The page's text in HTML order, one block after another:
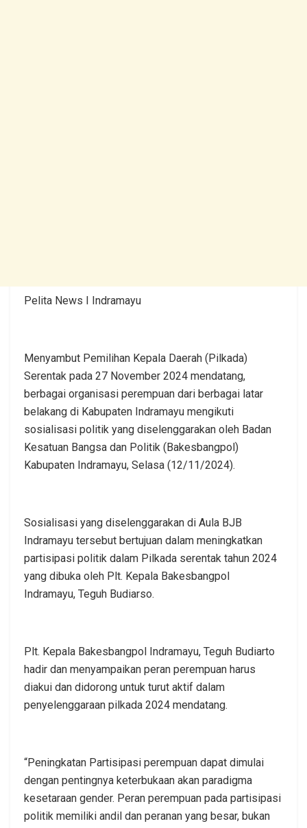
Pelita News I Indramayu
Menyambut Pemilihan Kepala Daerah (Pilkada)
Serentak pada 27 November 2024 mendatang,
berbagai organisasi perempuan dari berbagai latar
belakang di Kabupaten Indramayu mengikuti
sosialisasi politik yang diselenggarakan oleh Badan
Kesatuan Bangsa dan Politik (Bakesbangpol)
Kabupaten Indramayu, Selasa (12/11/2024).
Sosialisasi yang diselenggarakan di Aula BJB
Indramayu tersebut bertujuan dalam meningkatkan
partisipasi politik dalam Pilkada serentak tahun 2024
yang dibuka oleh Plt. Kepala Bakesbangpol
Indramayu, Teguh Budiarso.
Plt. Kepala Bakesbangpol Indramayu, Teguh Budiarto
hadir dan menyampaikan peran perempuan harus
diakui dan didorong untuk turut aktif dalam
penyelenggaraan pilkada 2024 mendatang.
“Peningkatan Partisipasi perempuan dapat dimulai
dengan pentingnya keterbukaan akan paradigma
kesetaraan gender. Peran perempuan pada partisipasi
politik memiliki andil dan peranan yang besar, bukan